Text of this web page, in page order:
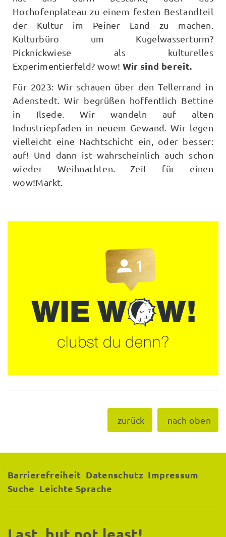
Hochofenplateau zu einem festen Bestandteil
der Kultur im Peiner Land zu machen.
Kulturbüro um Kugelwasserturm?
Picknickwiese als kulturelles
Experimentierfeld? wow! Wir sind bereit.
Für 2023: Wir schauen über den Tellerrand in
Adenstedt. Wir begrüßen hoffentlich Bettine
in Ilsede. Wir wandeln auf alten
Industriepfaden in neuem Gewand. Wir legen
vielleicht eine Nachtschicht ein, oder besser:
auf! Und dann ist wahrscheinlich auch schon
wieder Weihnachten. Zeit für einen
wow!Markt.
zurück nach oben
Barrierefreiheit Datenschutz Impressum
Suche Leichte Sprache